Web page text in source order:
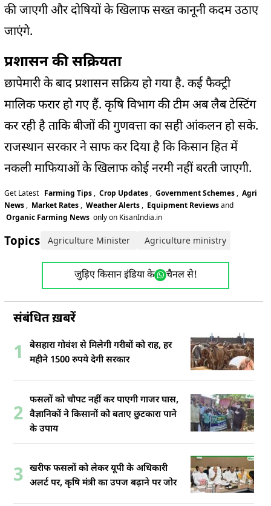
की जाएगी और दोषियों के खिलाफ सख्त कानूनी कदम उठाए
जाएंगे.
प्रशासन की सक्रियता
छापेमारी के बाद प्रशासन सक्रिय हो गया है. कई फैक्ट्री
मालिक फरार हो गए हैं. कृषि विभाग की टीम अब लैब टेस्टिंग
कर रही है ताकि बीजों की गुणवत्ता का सही आंकलन हो सके.
राजस्थान सरकार ने साफ कर दिया है कि किसान हित में
नकली माफियाओं के खिलाफ कोई नरमी नहीं बरती जाएगी.
Get Latest Farming Tips , Crop Updates , Government Schemes , Agri
News , Market Rates , Weather Alerts , Equipment Reviewsand
Organic Farming News only on KisanIndia.in
Topics: Agriculture Minister Agriculture ministry
जुड़िए किसान इंडिया के चैनल से!
संबंधित ख़बरें
1
बेसहारा गोवंश से मिलेगी गरीबों को राह, हर
महीने 1500 रुपये देगी सरकार
2
फसलों को चौपट नहीं कर पाएगी गाजर घास,
वैज्ञानिकों ने किसानों को बताए छुटकारा पाने
के उपाय
3 खरीफ फसलों को लेकर यूपी के अधिकारी
अलर्ट पर, कृषि मंत्री का उपज बढ़ाने पर जोर